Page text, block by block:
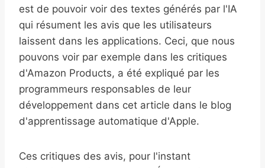
est de pouvoir voir des textes générés par l'IA
qui résument les avis que les utilisateurs
laissent dans les applications. Ceci, que nous
pouvons voir par exemple dans les critiques
d'Amazon Products, a été expliqué par les
programmeurs responsables de leur
développement dans cet article dans le blog
d'apprentissage automatique d'Apple.
Ces critiques des avis, pour l'instant